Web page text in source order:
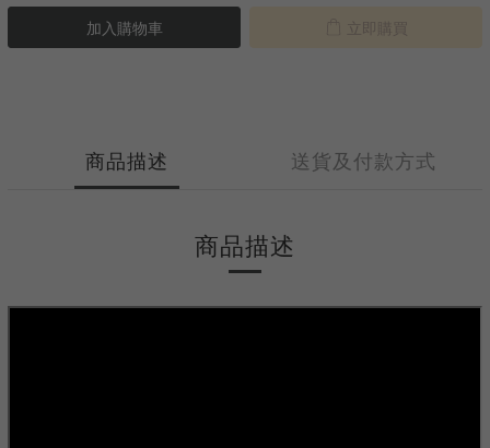
加入購物車 立即購買
商品描述 送貨及付款方式
商品描述